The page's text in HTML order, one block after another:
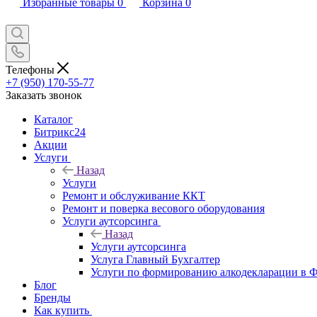
Избранные товары 0 Корзина 0
Телефоны
+7 (950) 170-55-77
Заказать звонок
Каталог
Битрикс24
Акции
Услуги
Назад
Услуги
Ремонт и обслуживание ККТ
Ремонт и поверка весового оборудования
Услуги аутсорсинга
Назад
Услуги аутсорсинга
Услуга Главный Бухгалтер
Услуги по формированию алкодекларации в
Блог
Бренды
Как купить